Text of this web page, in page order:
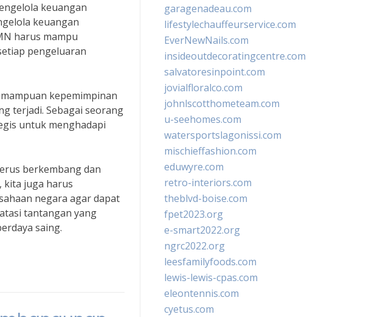
keuangan
keuangan
harus mampu
pengeluaran
kepemimpinan
terjadi. Sebagai seorang
untuk menghadapi
berkembang dan
kita juga harus
negara agar dapat
tantangan yang
saing.
garagenadeau.com
lifestylechauffeurservice.com
EverNewNails.com
insideoutdecoratingcentre.com
salvatoresinpoint.com
jovialfloralco.com
johnlscotthometeam.com
u-seehomes.com
watersportslagonissi.com
mischieffashion.com
eduwyre.com
retro-interiors.com
theblvd-boise.com
fpet2023.org
e-smart2022.org
ngrc2022.org
leesfamilyfoods.com
lewis-lewis-cpas.com
eleontennis.com
cyetus.com